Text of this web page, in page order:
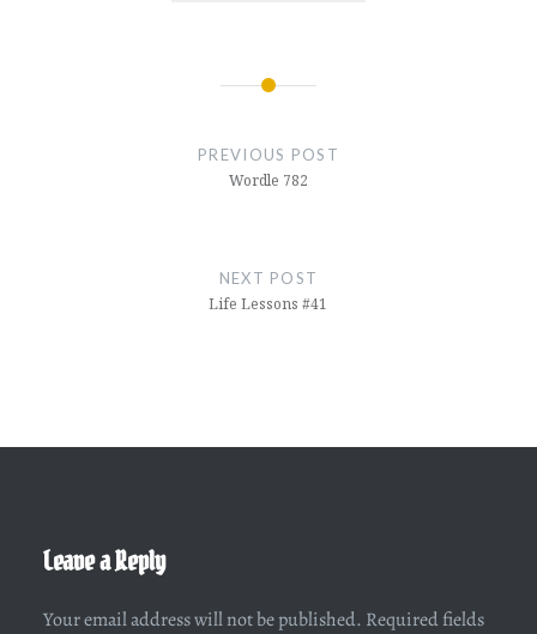
PREVIOUS POST
Wordle 782
NEXT POST
Life Lessons #41
Leave a Reply
Your email address will not be published. Required fields